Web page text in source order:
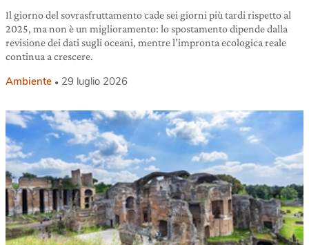
Il giorno del sovrasfruttamento cade sei giorni più tardi rispetto al
2025, ma non è un miglioramento: lo spostamento dipende dalla
revisione dei dati sugli oceani, mentre l’impronta ecologica reale
continua a crescere.
Ambiente 29 luglio 2026